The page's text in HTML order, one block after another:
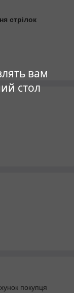
вам
стол
стрілок
покупця